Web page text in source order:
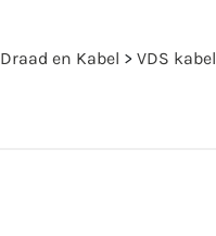
Draad en Kabel > VDS kabel